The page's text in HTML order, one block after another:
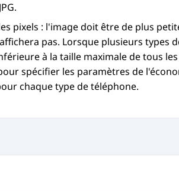
pixels : l'image doit être de plus
pas. Lorsque plusieurs types
à la taille maximale de tous
spécifier les paramètres de
chaque type de téléphone.